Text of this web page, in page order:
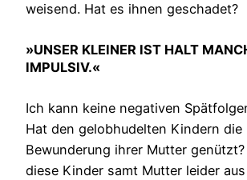
weisend. Hat es ihnen geschadet?
»UNSER KLEINER IST HALT
IMPULSIV.«
Ich kann keine negativen
Hat den gelobhudelten Kindern
Bewunderung ihrer Mutter
diese Kinder samt Mutter leider